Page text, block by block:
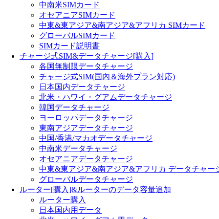
中南米SIMカード
オセアニアSIMカード
中東&東アジア&南アジア&アフリカ SIMカード
グローバルSIMカード
SIMカード説明書
チャージ式SIM&データチャージ[購入]
各国無制限データチャージ
チャージ式SIM(国內＆海外プラン対応)
日本国内データチャージ
北米・ハワイ・グアムデータチャージ
韓国データチャージ
ヨーロッパデータチャージ
東南アジアデータチャージ
中国/香港/マカオデータチャージ
中南米データチャージ
オセアニアデータチャージ
中東&東アジア&南アジア&アフリカ データチャー
グローバルデータチャージ
ルーター[購入]&ルーターのデータ容量追加
ルーター購入
日本国内用データ